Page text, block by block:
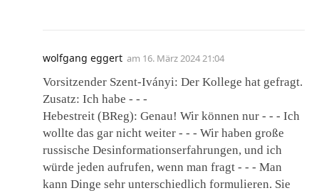
wolfgang eggert am 16. März 2024 21:04
Vorsitzender Szent-Iványi: Der Kollege hat gefragt.
Zusatz: Ich habe ‑ ‑ ‑
Hebestreit (BReg): Genau! Wir können nur ‑ ‑ ‑ Ich
wollte das gar nicht weiter ‑ ‑ ‑ Wir haben große
russische Desinformationserfahrungen, und ich
würde jeden aufrufen, wenn man fragt ‑ ‑ ‑ Man
kann Dinge sehr unterschiedlich formulieren. Sie